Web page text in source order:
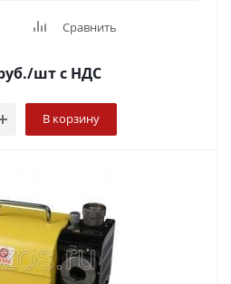
Сравнить
/штс НДС
В корзину